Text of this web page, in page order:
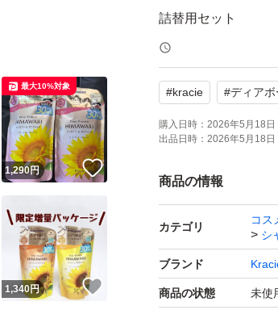
詰替用セット
リッチ＆リペアタイ
30g増量
430ml（通常
シャンプー2セット
この値段にしており
お値下げはご遠慮
その他:ペット喫煙者
#kracie #ディアボ
購入日時： 2026年5月18日
出品日時： 2026年5月18日
商品の情報
カテゴリ
コス
シ
ブランド
商品の状態 未使
いね！
1,290円 いいね！
最大10%対象
いね！
1,340円